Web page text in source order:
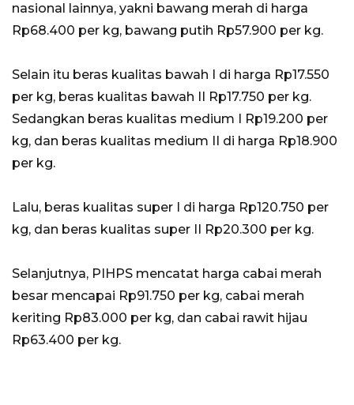
nasional lainnya, yakni bawang merah di harga
Rp68.400 per kg, bawang putih Rp57.900 per kg.
Selain itu beras kualitas bawah I di harga Rp17.550
per kg, beras kualitas bawah II Rp17.750 per kg.
Sedangkan beras kualitas medium I Rp19.200 per
kg, dan beras kualitas medium II di harga Rp18.900
per kg.
Lalu, beras kualitas super I di harga Rp120.750 per
kg, dan beras kualitas super II Rp20.300 per kg.
Selanjutnya, PIHPS mencatat harga cabai merah
besar mencapai Rp91.750 per kg, cabai merah
keriting Rp83.000 per kg, dan cabai rawit hijau
Rp63.400 per kg.